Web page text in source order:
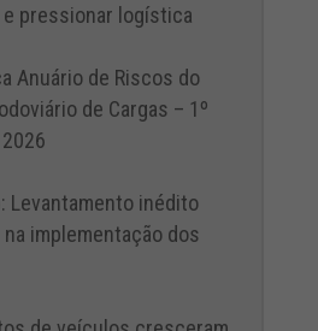
pressionar logística
Anuário de Riscos do
de Cargas – 1º
Levantamento inédito
implementação dos